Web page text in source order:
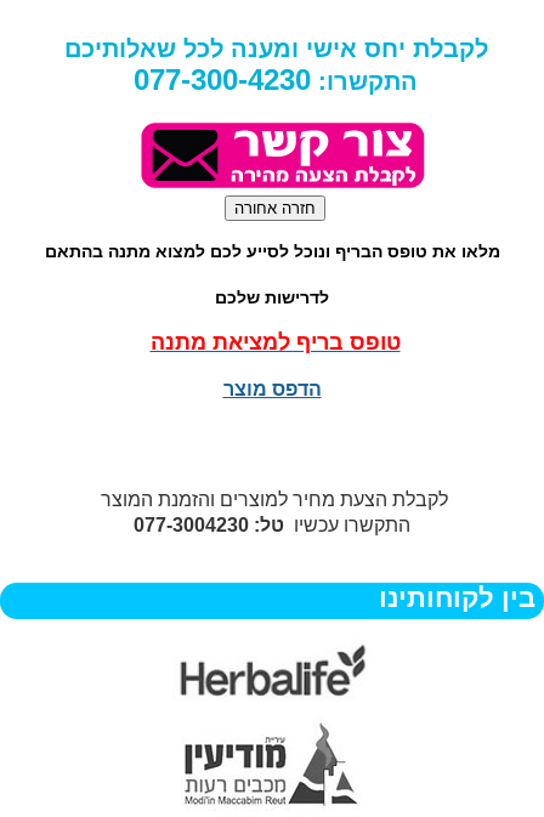
לקבלת יחס אישי ומענה לכל שאלותיכם
התקשרו: 077-300-4230
מלאו את טופס הבריף ונוכל לסייע לכם למצוא מתנה בהתאם
לדרישות שלכם
טופס בריף למציאת מתנה
הדפס מוצר
לקבלת הצעת מחיר למוצרים והזמנת המוצר
התקשרו עכשיו טל: 077-3004230
בין לקוחותינו